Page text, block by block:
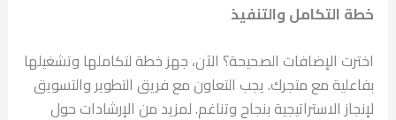
خطة التكامل والتنفيذ
اخترت الإضافات الصحيحة؟ الآن، جهز خطة لتكاملها وتشغيلها
بفاعلية مع متجرك. يجب التعاون مع فريق التطوير والتسويق
لإنجاز الاستراتيجية بنجاح وتناغم. لمزيد من الإرشادات حول